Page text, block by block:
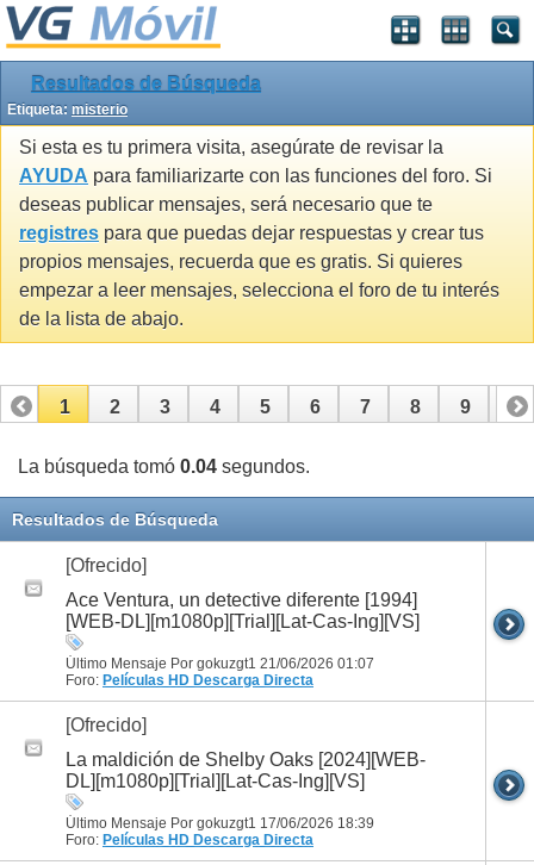
Resultados de Búsqueda
Etiqueta: misterio
Si esta es tu primera visita, asegúrate de revisar la
AYUDA para familiarizarte con las funciones del foro. Si
deseas publicar mensajes, será necesario que te
registres para que puedas dejar respuestas y crear tus
propios mensajes, recuerda que es gratis. Si quieres
empezar a leer mensajes, selecciona el foro de tu interés
de la lista de abajo.
1 2 3 4 5 6 7 8 9 10
11 12 13 14
La búsqueda tomó 0.04 segundos.
Resultados de Búsqueda
[Ofrecido]
Ace Ventura, un detective diferente [1994]
[WEB-DL][m1080p][Trial][Lat-Cas-Ing][VS]
Último Mensaje Por gokuzgt1 21/06/2026 01:07
Foro: Películas HD Descarga Directa
[Ofrecido]
La maldición de Shelby Oaks [2024][WEB-
DL][m1080p][Trial][Lat-Cas-Ing][VS]
Último Mensaje Por gokuzgt1 17/06/2026 18:39
Foro: Películas HD Descarga Directa